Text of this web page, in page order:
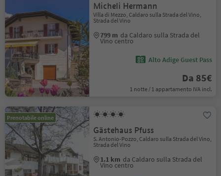
Micheli Hermann
Villa di Mezzo, Caldaro sulla Strada del Vino,
Strada del Vino
799 m da Caldaro sulla Strada del
Vino centro
Alto Adige Guest Pass
Da 85€
1 notte / 1 appartamento IVA incl.
Prenotabile online
Gästehaus Pfuss
S. Antonio-Pozzo, Caldaro sulla Strada del Vino,
Strada del Vino
1.1 km da Caldaro sulla Strada del
Vino centro